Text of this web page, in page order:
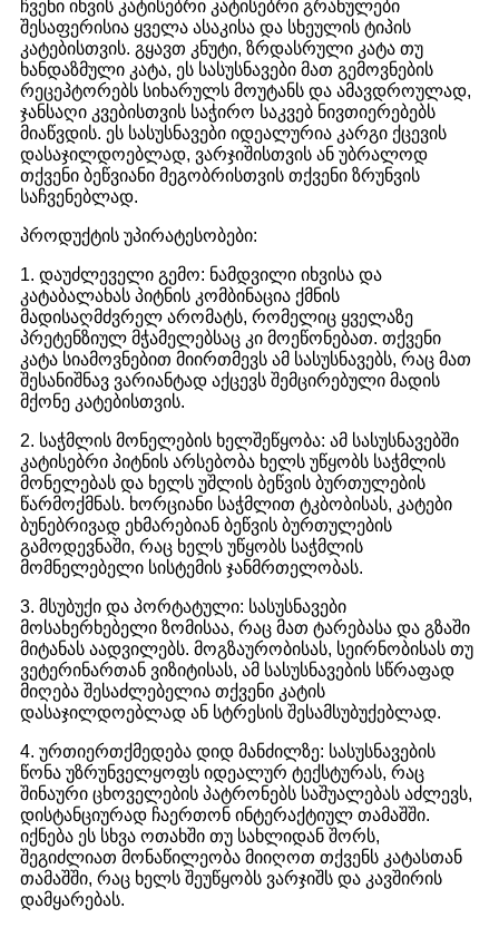
ჩვენი იხვის კატისებრი კატისებრი გრანულები
შესაფერისია ყველა ასაკისა და სხეულის ტიპის
კატებისთვის. გყავთ კნუტი, ზრდასრული კატა თუ
ხანდაზმული კატა, ეს სასუსნავები მათ გემოვნების
რეცეპტორებს სიხარულს მოუტანს და ამავდროულად,
ჯანსაღი კვებისთვის საჭირო საკვებ ნივთიერებებს
მიაწვდის. ეს სასუსნავები იდეალურია კარგი ქცევის
დასაჯილდოებლად, ვარჯიშისთვის ან უბრალოდ
თქვენი ბეწვიანი მეგობრისთვის თქვენი ზრუნვის
საჩვენებლად.
პროდუქტის უპირატესობები:
1. დაუძლეველი გემო: ნამდვილი იხვისა და
კატაბალახას პიტნის კომბინაცია ქმნის
მადისაღმძვრელ არომატს, რომელიც ყველაზე
პრეტენზიულ მჭამელებსაც კი მოეწონებათ. თქვენი
კატა სიამოვნებით მიირთმევს ამ სასუსნავებს, რაც მათ
შესანიშნავ ვარიანტად აქცევს შემცირებული მადის
მქონე კატებისთვის.
2. საჭმლის მონელების ხელშეწყობა: ამ სასუსნავებში
კატისებრი პიტნის არსებობა ხელს უწყობს საჭმლის
მონელებას და ხელს უშლის ბეწვის ბურთულების
წარმოქმნას. ხორციანი საჭმლით ტკბობისას, კატები
ბუნებრივად ეხმარებიან ბეწვის ბურთულების
გამოდევნაში, რაც ხელს უწყობს საჭმლის
მომნელებელი სისტემის ჯანმრთელობას.
3. მსუბუქი და პორტატული: სასუსნავები
მოსახერხებელი ზომისაა, რაც მათ ტარებასა და გზაში
მიტანას აადვილებს. მოგზაურობისას, სეირნობისას თუ
ვეტერინართან ვიზიტისას, ამ სასუსნავების სწრაფად
მიღება შესაძლებელია თქვენი კატის
დასაჯილდოებლად ან სტრესის შესამსუბუქებლად.
4. ურთიერთქმედება დიდ მანძილზე: სასუსნავების
წონა უზრუნველყოფს იდეალურ ტექსტურას, რაც
შინაური ცხოველების პატრონებს საშუალებას აძლევს,
დისტანციურად ჩაერთონ ინტერაქტიულ თამაშში.
იქნება ეს სხვა ოთახში თუ სახლიდან შორს,
შეგიძლიათ მონაწილეობა მიიღოთ თქვენს კატასთან
თამაშში, რაც ხელს შეუწყობს ვარჯიშს და კავშირის
დამყარებას.